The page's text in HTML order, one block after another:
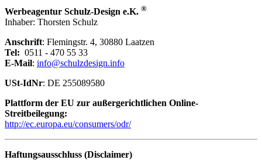
Werbeagentur Schulz-Design e.K. ®
Inhaber: Thorsten Schulz
Anschrift: Flemingstr. 4, 30880 Laatzen
Tel: 0511 - 470 55 33
E-Mail: info@schulzdesign.info
USt-IdNr: DE 255089580
Plattform der EU zur außergerichtlichen Online-
Streitbeilegung:
http://ec.europa.eu/consumers/odr/
Haftungsausschluss (Disclaimer)